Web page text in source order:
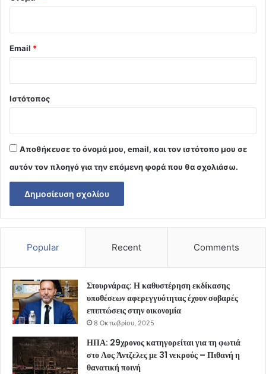
Email *
Ιστότοπος
Αποθήκευσε το όνομά μου, email, και τον ιστότοπο μου σε
αυτόν τον πλοηγό για την επόμενη φορά που θα σχολιάσω.
Popular Recent Comments
Στουρνάρας: Η καθυστέρηση εκδίκασης
υποθέσεων αφερεγγυότητας έχουν σοβαρές
επιπτώσεις στην οικονομία
8 Οκτωβρίου, 2025
ΗΠΑ: 29χρονος κατηγορείται για τη φωτιά
στο Λος Άντζελες με 31 νεκρούς – Πιθανή η
θανατική ποινή